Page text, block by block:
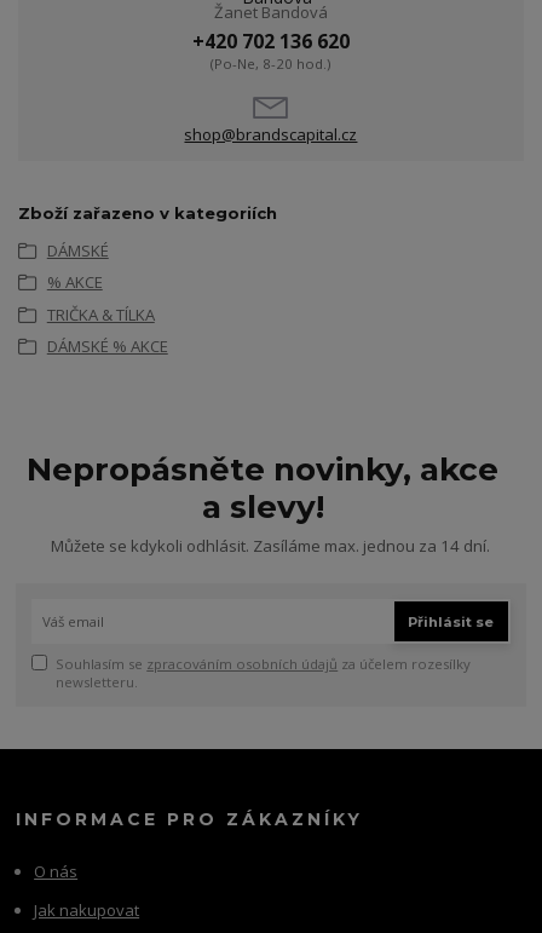
Žanet Bandová
+420 702 136 620
(Po-Ne, 8-20 hod.)
shop@brandscapital.cz
Zboží zařazeno v kategoriích
DÁMSKÉ
% AKCE
TRIČKA & TÍLKA
DÁMSKÉ % AKCE
Nepropásněte novinky, akce
a slevy!
Můžete se kdykoli odhlásit. Zasíláme max. jednou za 14 dní.
Přihlásit se
Souhlasím se zpracováním osobních údajů za účelem rozesílky
newsletteru.
INFORMACE PRO ZÁKAZNÍKY
O nás
Jak nakupovat